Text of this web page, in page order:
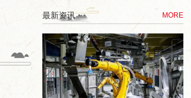
最新资讯 MORE